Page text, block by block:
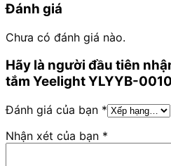
Đánh giá
Chưa có đánh giá nào.
Hãy là người đầu tiên
tắm Yeelight YLYYB-
Đánh giá của bạn *
Nhận xét của bạn *